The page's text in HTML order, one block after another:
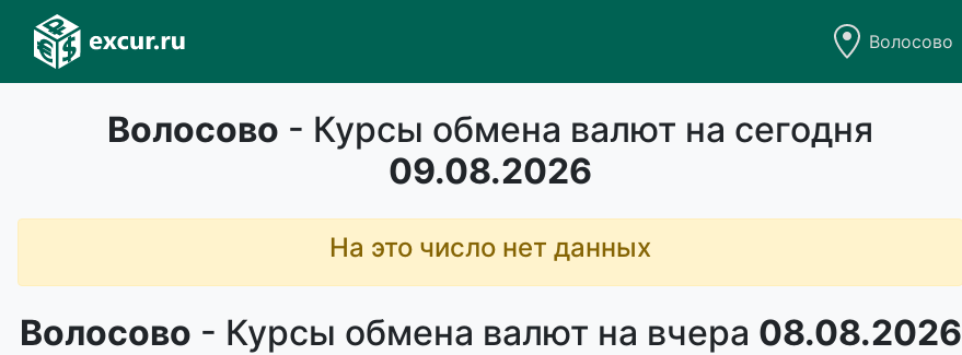
Волосово
Волосово - Курсы обмена валют на сегодня
09.08.2026
На это число нет данных
Волосово - Курсы обмена валют на вчера 08.08.2026